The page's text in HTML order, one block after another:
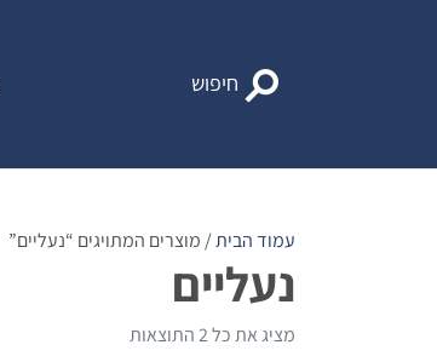
חיפוש
עמוד הבית/ מוצרים המתויגים “נעליים”
נעליים
מציג את כל 2 התוצאות